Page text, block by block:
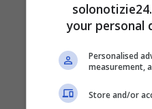
your personal
Personalised
measurement,
Store and/or